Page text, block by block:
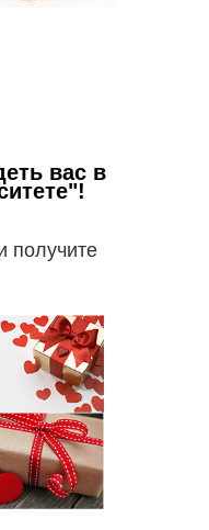
вас в
получите